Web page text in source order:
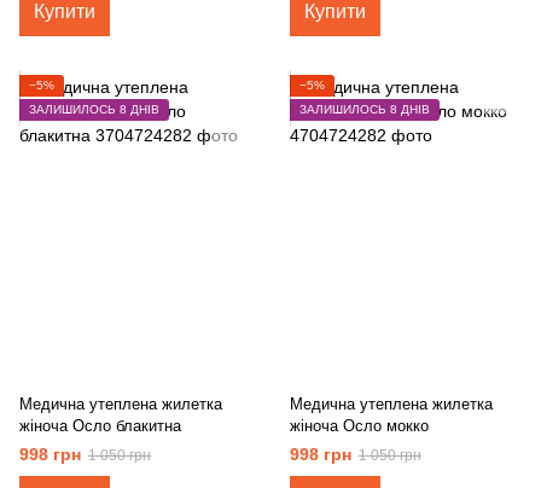
Купити Купити
−5%
ЗАЛИШИЛОСЬ 8 ДНІВ
Медична утеплена жилетка
жіноча Осло блакитна
998 грн 1 050 грн
−5%
ЗАЛИШИЛОСЬ 8 ДНІВ
Медична утеплена жилетка
жіноча Осло мокко
998 грн 1 050 грн